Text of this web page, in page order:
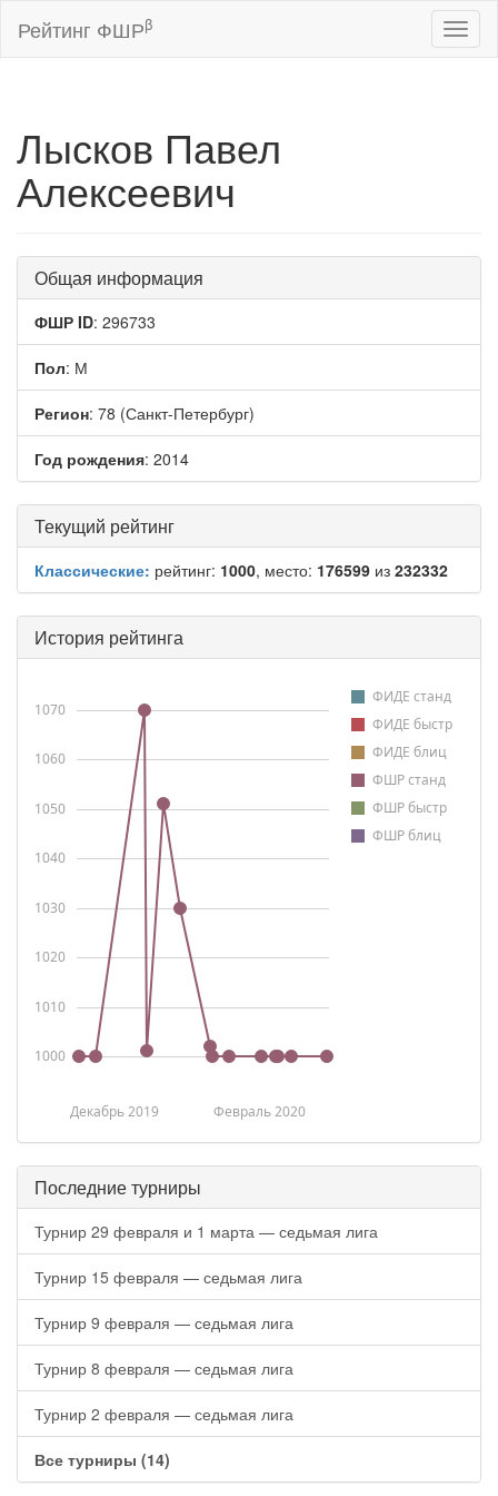
Рейтинг ФШРβ
Лысков Павел
Алексеевич
Общая информация
ФШР ID: 296733
Пол: М
Регион: 78 (Санкт-Петербург)
Год рождения: 2014
Текущий рейтинг
Классические: рейтинг: 1000, место: 176599 из 232332
История рейтинга
ФИДЕ станд
ФИДЕ быстр
ФИДЕ блиц
ФШР станд
ФШР быстр
ФШР блиц
Декабрь 2019 Февраль 2020
1000
1010
1020
1030
1040
1050
1060
1070
Последние турниры
Турнир 29 февраля и 1 марта — седьмая лига
Турнир 15 февраля — седьмая лига
Турнир 9 февраля — седьмая лига
Турнир 8 февраля — седьмая лига
Турнир 2 февраля — седьмая лига
Все турниры (14)